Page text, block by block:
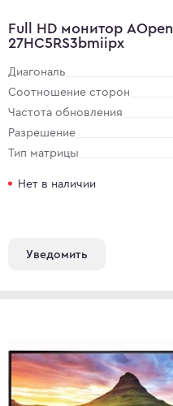
Full HD монитор AOpen
27HC5RS3bmiipx
Диагональ
Соотношение сторон
Частота обновления
Разрешение
Тип матрицы
Нет в наличии
Уведомить